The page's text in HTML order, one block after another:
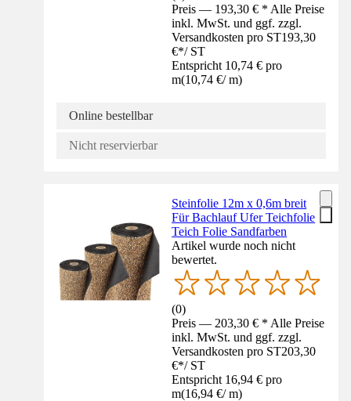
Preis — 193,30 € * Alle Preise
inkl. MwSt. und ggf. zzgl.
Versandkosten pro ST193,30
€*/ ST
Entspricht 10,74 € pro
m(10,74 €/ m)
Online bestellbar
Nicht reservierbar
Steinfolie 12m x 0,6m breit
Für Bachlauf Ufer Teichfolie
Teich Folie Sandfarben
Artikel wurde noch nicht
bewertet.
(0)
Preis — 203,30 € * Alle Preise
inkl. MwSt. und ggf. zzgl.
Versandkosten pro ST203,30
€*/ ST
Entspricht 16,94 € pro
m(16,94 €/ m)